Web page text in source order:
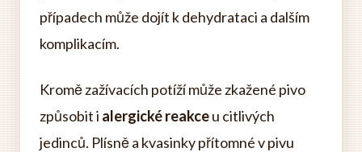
případech může dojít k dehydrataci a dalším
komplikacím.
Kromě zažívacích potíží může zkažené pivo
způsobit i alergické reakceu citlivých
jedinců. Plísně a kvasinky přítomné v pivu